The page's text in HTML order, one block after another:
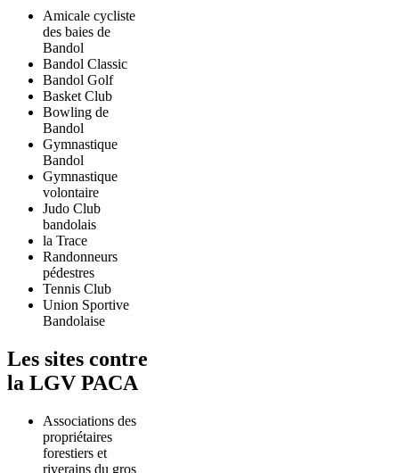
Amicale cycliste
des baies de
Bandol
Bandol Classic
Bandol Golf
Basket Club
Bowling de
Bandol
Gymnastique
Bandol
Gymnastique
volontaire
Judo Club
bandolais
la Trace
Randonneurs
pédestres
Tennis Club
Union Sportive
Bandolaise
Les sites contre
la LGV PACA
Associations des
propriétaires
forestiers et
riverains du gros